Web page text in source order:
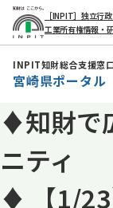
本
文
へ
動
［INPIT］独立行
工業所有権情報・
INPIT知財総合支援窓
宮崎県ポータル
♦知財で
ニティ
♦ 【1/23